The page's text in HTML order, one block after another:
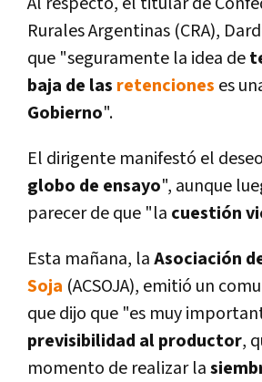
Rurales Argentinas (CRA),
que "seguramente la idea de
baja de las retenciones es
Gobierno".
El dirigente manifestó el
globo de ensayo", aunque
parecer de que "la cuestión
Esta mañana, laAsociación
Soja (ACSOJA), emitió un
que dijo que "es muy
previsibilidad al productor,
momento de realizar la